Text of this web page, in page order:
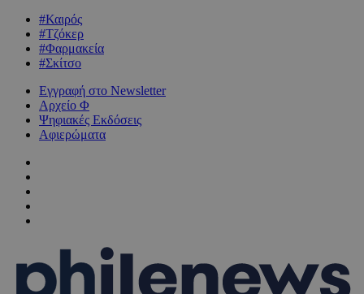
#Καιρός
#Τζόκερ
#Φαρμακεία
#Σκίτσο
Εγγραφή στο Newsletter
Αρχείο Φ
Ψηφιακές Εκδόσεις
Αφιερώματα